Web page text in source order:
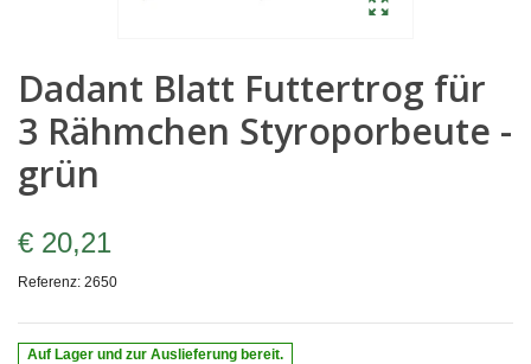
Dadant Blatt Futtertrog für
3 Rähmchen Styroporbeute -
grün
€ 20,21
Referenz: 2650
Auf Lager und zur Auslieferung bereit.